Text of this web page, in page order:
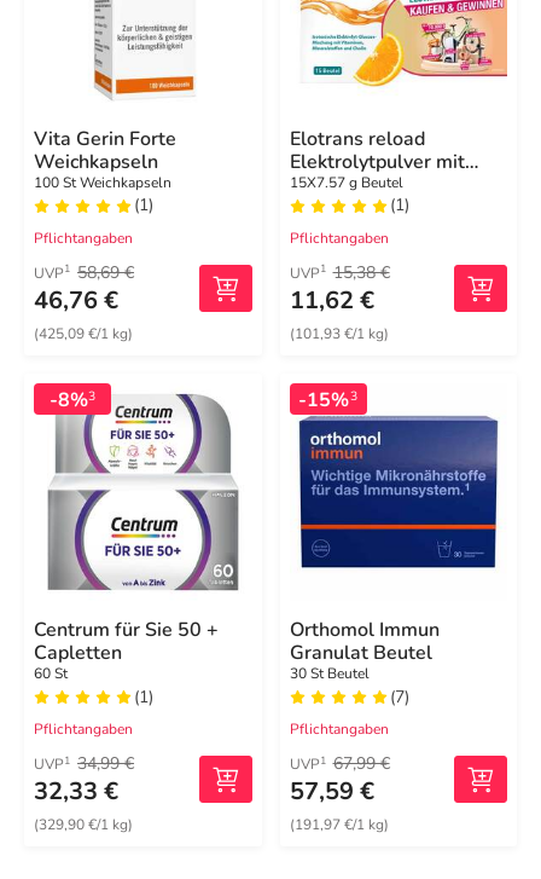
Vita Gerin Forte
Weichkapseln
100 St Weichkapseln
(1)
Pflichtangaben
UVP1 58,69 €
46,76 €
(425,09 €/1 kg)
Elotrans reload
Elektrolytpulver mit
Vitaminen
15X7.57 g Beutel
(1)
Pflichtangaben
UVP1 15,38 €
11,62 €
(101,93 €/1 kg)
-8%3
Centrum für Sie 50 +
Capletten
60 St
(1)
Pflichtangaben
UVP1 34,99 €
32,33 €
(329,90 €/1 kg)
-15%3
Orthomol Immun
Granulat Beutel
30 St Beutel
(7)
Pflichtangaben
UVP1 67,99 €
57,59 €
(191,97 €/1 kg)